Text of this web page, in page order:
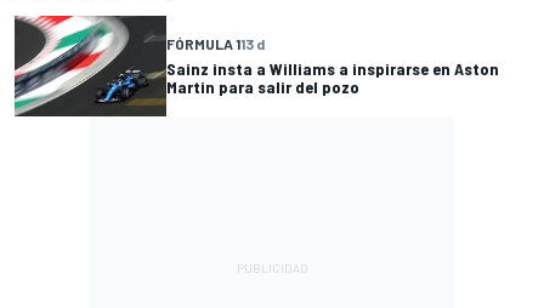
FÓRMULA 113 d
Sainz insta a Williams a inspirarse en Aston
Martin para salir del pozo